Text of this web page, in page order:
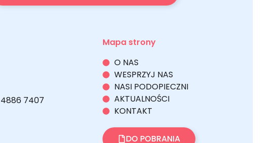
4886 7407
Mapa strony
O NAS
WESPRZYJ NAS
NASI PODOPIECZNI
AKTUALNOŚCI
KONTAKT
DO POBRANIA